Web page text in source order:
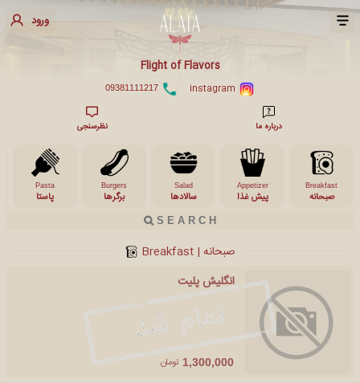
ورود
Flight of Flavors
09381111217
درباره ما نظرسنجی
Breakfast
صبحانه
Appetizer
پیش غذا
Salad
سالادها
Burgers
برگرها
Pasta
پاستا
صبحانه | Breakfast
انگلیش پلیت
1,300,000 تومان